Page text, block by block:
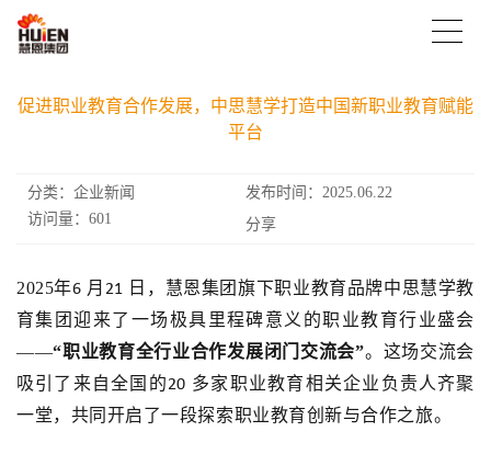
促进职业教育合作发展，中思慧学打造中国新职业教育赋能
平台
分类：企业新闻
发布时间：2025.06.22
访问量：601
分享
2025年6 月 21 日，慧恩集团旗下职业教育品牌中思慧学教
育集团迎来了一场极具里程碑意义的职业教育行业盛会
——“职业教育全行业合作发展闭门交流会”。这场交流会
吸引了来自全国的20 多家职业教育相关企业负责人齐聚
一堂，共同开启了一段探索职业教育创新与合作之旅。